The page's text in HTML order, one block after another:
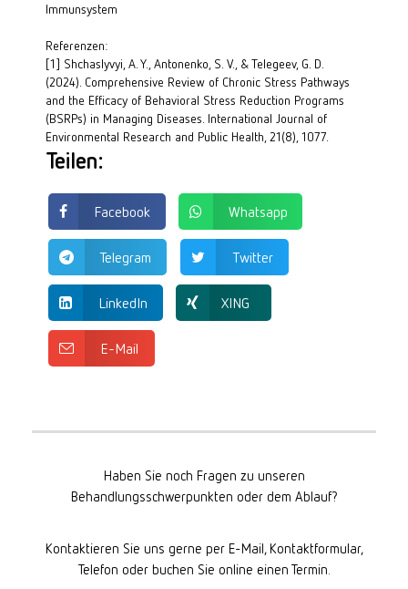
Immunsystem
Referenzen:
[1] Shchaslyvyi, A. Y., Antonenko, S. V., & Telegeev, G. D.
(2024). Comprehensive Review of Chronic Stress Pathways
and the Efficacy of Behavioral Stress Reduction Programs
(BSRPs) in Managing Diseases. International Journal of
Environmental Research and Public Health, 21(8), 1077.
Teilen:
Facebook Whatsapp
Telegram Twitter
LinkedIn XING
E-Mail
Haben Sie noch Fragen zu unseren
Behandlungsschwerpunkten oder dem Ablauf?
Kontaktieren Sie uns gerne per E-Mail, Kontaktformular,
Telefon oder buchen Sie online einen Termin.